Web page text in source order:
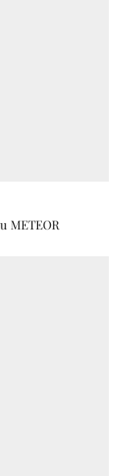
METEOR